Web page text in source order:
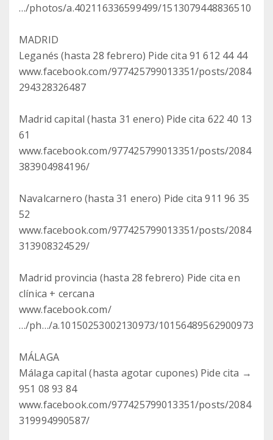
…/photos/a.402116336599499/1513079448836510
MADRID
Leganés (hasta 28 febrero) Pide cita 91 612 44 44
www.facebook.com/977425799013351/posts/2084
294328326487
Madrid capital (hasta 31 enero) Pide cita 622 40 13
61
www.facebook.com/977425799013351/posts/2084
383904984196/
Navalcarnero (hasta 31 enero) Pide cita 911 96 35
52
www.facebook.com/977425799013351/posts/2084
313908324529/
Madrid provincia (hasta 28 febrero) Pide cita en
clínica + cercana
www.facebook.com/
…/ph…/a.10150253002130973/10156489562900973
MÁLAGA
Málaga capital (hasta agotar cupones) Pide cita →
951 08 93 84
www.facebook.com/977425799013351/posts/2084
319994990587/